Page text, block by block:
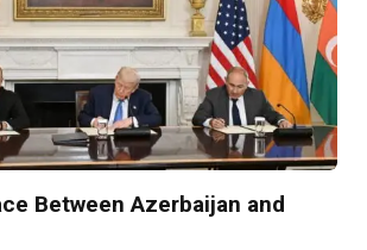
Between Azerbaijan and